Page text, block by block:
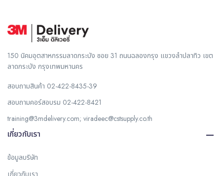
150 นิคมอุตสาหกรรมลาดกระบัง ซอย 31 ถนนฉลองกรุง แขวงลำปลาทิว เขต
ลาดกระบัง กรุงเทพมหานคร
สอบถามสินค้า 02-422-8435-39
สอบถามคอร์สอบรม 02-422-8421
training@3mdelivery.com; viradeec@cstsupply.co.th
เกี่ยวกับเรา
ข้อมูลบริษัท